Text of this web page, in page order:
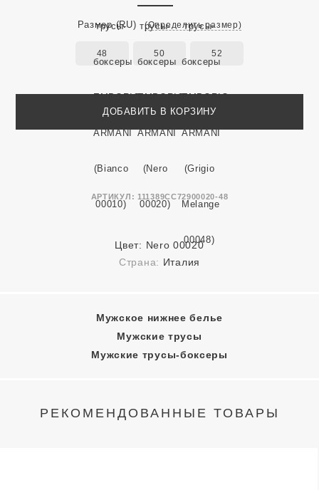
АРТИКУЛ: 111389CC72900020-48
Размер(RU) (Определить размер)
48 50 52
ДОБАВИТЬ В КОРЗИНУ
Цвет: Nero 00020
Страна: Италия
Мужское нижнее белье
Мужские трусы
Мужские трусы-боксеры
РЕКОМЕНДОВАННЫЕ ТОВАРЫ